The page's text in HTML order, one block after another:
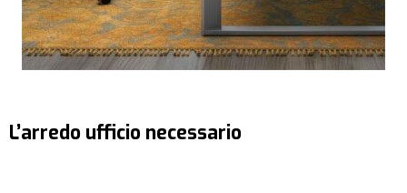
L’arredo ufficio necessario